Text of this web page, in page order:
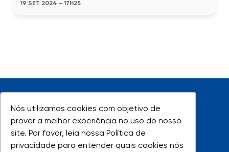
Nós utilizamos cookies com objetivo de
prover a melhor experiência no uso do nosso
site. Por favor, leia nossa Política de
privacidade para entender quais cookies nós
Nós utilizamos cookies com objetivo de
prover a melhor experiência no uso do nosso
site. Por favor, leia nossa Política de
privacidade para entender quais cookies nós
19 SET 2024 - 17H25
UNIVAP - Todos os direitos reservados